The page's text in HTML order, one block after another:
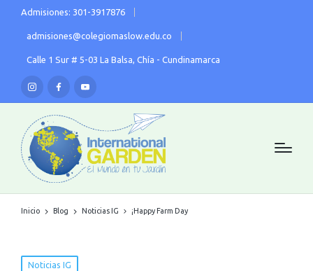
Admisiones: 301-3917876
admisiones@colegiomaslow.edu.co
Calle 1 Sur # 5-03 La Balsa, Chía - Cundinamarca
Inicio Blog Noticias IG ¡Happy Farm Day
Noticias IG